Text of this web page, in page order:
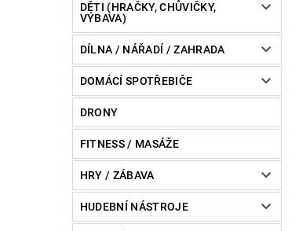
DĚTI (HRAČKY, CHŮVIČKY,
VÝBAVA)
DÍLNA / NÁŘADÍ / ZAHRADA
DOMÁCÍ SPOTŘEBIČE
DRONY
FITNESS / MASÁŽE
HRY / ZÁBAVA
HUDEBNÍ NÁSTROJE